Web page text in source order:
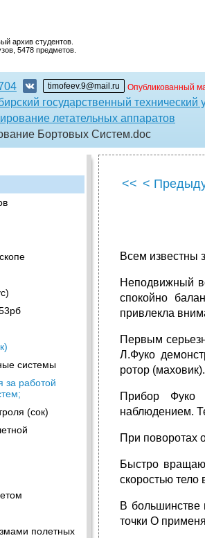
архив студентов.
5478 предметов.
timofeev.9@mail.ru Опубликованный
государственный технический
летательных аппаратов
Бортовых Систем.doc
скорости.
системы
за работой
(сок)
полетных
<< <
Всем известны
Неподвижный
спокойно
привлекла
Первым
Л.Фуко
ротор (маховик).
Прибор Фуко
наблюдением.
При поворотах
Быстро
скоростью
В большинстве
точки О